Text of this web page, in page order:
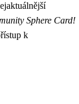
Sphere Card!
k